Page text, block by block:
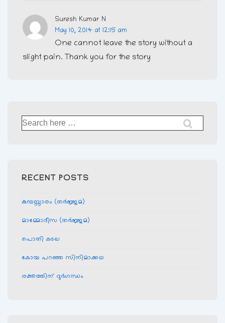
Suresh Kumar N
May 10, 2014 at 12:15 am
One cannot leave the story without a
slight pain. Thank you for the story
Search
for:
RECENT POSTS
കുമ്പസ്സാരം (തര്‍ജ്ജമ)
മാമ്മോദീസ (തര്‍ജ്ജമ)
പൊതി കടല
കോയ പറഞ്ഞ സിനിമാക്കഥ
രക്തത്തിന് ദുര്‍ഗന്ധം